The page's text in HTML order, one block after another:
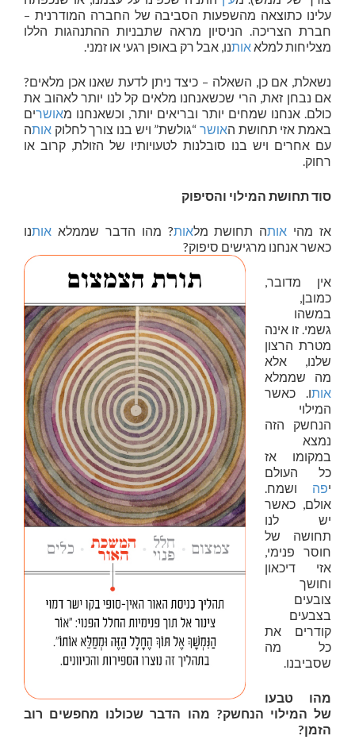
עלינו כתוצאה מהשפעות הסביבה של החברה המודרנית –
חברת הצריכה. הניסיון מראה שתבניות ההתנהגות הללו
מצליחות למלא אותנו, אבל רק באופן רגעי או זמני.
נשאלת, אם כן, השאלה – כיצד ניתן לדעת שאנו אכן מלאים?
אם נבחן זאת, הרי שכשאנחנו מלאים קל לנו יותר לאהוב את
כולם. אנחנו שמחים יותר ובריאים יותר, וכשאנחנו מאושרים
באמת אזי תחושת האושר “גולשת” ויש בנו צורך לחלוק אותה
עם אחרים ויש בנו סובלנות לטעויותיו של הזולת, קרוב או
רחוק.
סוד תחושת המילוי והסיפוק
אז מהי אותה תחושת מלאות? מהו הדבר שממלא אותנו
כאשר אנחנו מרגישים סיפוק?
אין מדובר,
כמובן,
במשהו
גשמי. זו אינה
מטרת הרצון
שלנו, אלא
מה שממלא
אותו. כאשר
המילוי
הנחשק הזה
נמצא
במקומו אז
כל העולם
יפה ושמח.
אולם, כאשר
יש לנו
תחושה של
חוסר פנימי,
אזי דיכאון
וחושך
צובעים
בצבעים
קודרים את
כל מה
שסביבנו.
מהו טבעו
של המילוי הנחשק? מהו הדבר שכולנו מחפשים רוב
הזמן?